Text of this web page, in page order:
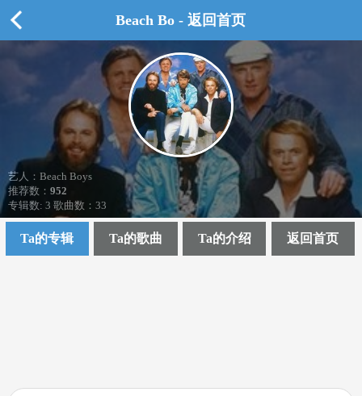
Beach Bo - 返回首页
艺人：Beach Boys
推荐数： 952
专辑数: 3 歌曲数：33
Ta的专辑 Ta的歌曲 Ta的介绍 返回首页